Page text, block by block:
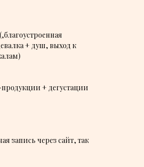
+ душ, выход к
+ дегустации
запись через сайт, так